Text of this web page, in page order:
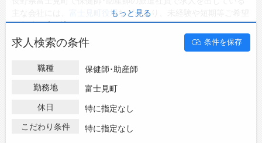
【初めての方へ】
長野県の求人検索で選ばれる理由
転職支援サービスについて
転職支援サービス
転職ノウハウ(応募書類の書き方・面接対策など)
転職・採用コラム
富士見町役場 などがあり、未経験や短期等ご希望
の条件で絞り込みができます。
長野県富士見町の地域密着型の求人サイトであるジョブズゴーで
は長野県富士見町の派遣社員として働ける保健師･助産師の求人
情報を0件取り扱っています。
ハローワークにはない求人も多数扱っており、転職だけでなく、
第二新卒から50代・60代以上の方の再就職も可能です。 長野県
いる方は、ぜひ興味のある職種に応募してみてくださいね。
もっと見る
求人検索の条件 条件を保存
職種
保健師･助産師
勤務地
富士見町
休日
特に指定なし
こだわり条件
特に指定なし